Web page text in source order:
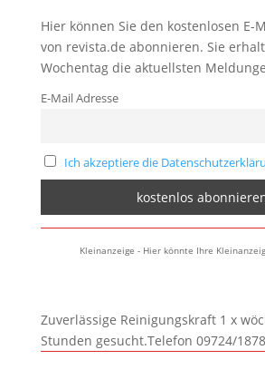
Hier können Sie den kostenlosen E-
von revista.de abonnieren. Sie
Wochentag die aktuellsten
E-Mail Adresse
Ich akzeptiere die
Kleinanzeige - Hier könnte Ihre
Zuverlässige Reinigungskraft 1 x
Stunden gesucht.Telefon 09724/